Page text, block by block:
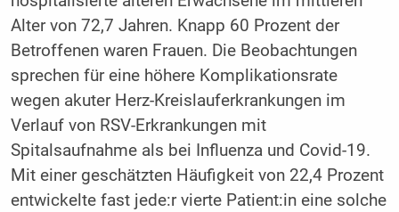
Alter von 72,7 Jahren. Knapp 60 Prozent der
Betroffenen waren Frauen. Die Beobachtungen
sprechen für eine höhere Komplikationsrate
wegen akuter Herz-Kreislauferkrankungen im
Verlauf von RSV-Erkrankungen mit
Spitalsaufnahme als bei Influenza und Covid-19.
Mit einer geschätzten Häufigkeit von 22,4 Prozent
entwickelte fast jede:r vierte Patient:in eine solche